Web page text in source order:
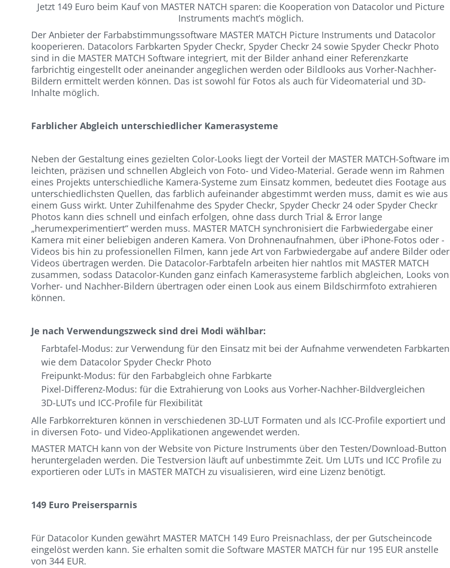
Jetzt 149 Euro beim Kauf von MASTER NATCH sparen: die Kooperation von Datacolor und Picture
Instruments macht’s möglich.
Der Anbieter der Farbabstimmungssoftware MASTER MATCH Picture Instruments und Datacolor
kooperieren. Datacolors Farbkarten Spyder Checkr, Spyder Checkr 24 sowie Spyder Checkr Photo
sind in die MASTER MATCH Software integriert, mit der Bilder anhand einer Referenzkarte
farbrichtig eingestellt oder aneinander angeglichen werden oder Bildlooks aus Vorher-Nachher-
Bildern ermittelt werden können. Das ist sowohl für Fotos als auch für Videomaterial und 3D-
Inhalte möglich.
Farblicher Abgleich unterschiedlicher Kamerasysteme
Neben der Gestaltung eines gezielten Color-Looks liegt der Vorteil der MASTER MATCH-Software im
leichten, präzisen und schnellen Abgleich von Foto- und Video-Material. Gerade wenn im Rahmen
eines Projekts unterschiedliche Kamera-Systeme zum Einsatz kommen, bedeutet dies Footage aus
unterschiedlichsten Quellen, das farblich aufeinander abgestimmt werden muss, damit es wie aus
einem Guss wirkt. Unter Zuhilfenahme des Spyder Checkr, Spyder Checkr 24 oder Spyder Checkr
Photos kann dies schnell und einfach erfolgen, ohne dass durch Trial & Error lange
„herumexperimentiert“ werden muss. MASTER MATCH synchronisiert die Farbwiedergabe einer
Kamera mit einer beliebigen anderen Kamera. Von Drohnenaufnahmen, über iPhone-Fotos oder -
Videos bis hin zu professionellen Filmen, kann jede Art von Farbwiedergabe auf andere Bilder oder
Videos übertragen werden. Die Datacolor-Farbtafeln arbeiten hier nahtlos mit MASTER MATCH
zusammen, sodass Datacolor-Kunden ganz einfach Kamerasysteme farblich abgleichen, Looks von
Vorher- und Nachher-Bildern übertragen oder einen Look aus einem Bildschirmfoto extrahieren
können.
Je nach Verwendungszweck sind drei Modi wählbar:
Farbtafel-Modus: zur Verwendung für den Einsatz mit bei der Aufnahme verwendeten Farbkarten
wie dem Datacolor Spyder Checkr Photo
Freipunkt-Modus: für den Farbabgleich ohne Farbkarte
Pixel-Differenz-Modus: für die Extrahierung von Looks aus Vorher-Nachher-Bildvergleichen
3D-LUTs und ICC-Profile für Flexibilität
Alle Farbkorrekturen können in verschiedenen 3D-LUT Formaten und als ICC-Profile exportiert und
in diversen Foto- und Video-Applikationen angewendet werden.
MASTER MATCH kann von der Website von Picture Instruments über den Testen/Download-Button
heruntergeladen werden. Die Testversion läuft auf unbestimmte Zeit. Um LUTs und ICC Profile zu
exportieren oder LUTs in MASTER MATCH zu visualisieren, wird eine Lizenz benötigt.
149 Euro Preisersparnis
Für Datacolor Kunden gewährt MASTER MATCH 149 Euro Preisnachlass, der per Gutscheincode
eingelöst werden kann. Sie erhalten somit die Software MASTER MATCH für nur 195 EUR anstelle
von 344 EUR.